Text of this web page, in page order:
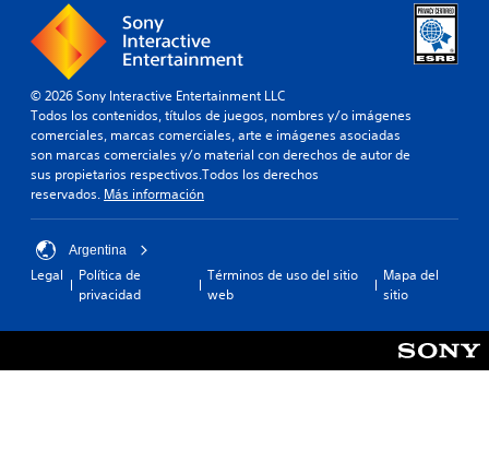
© 2026 Sony Interactive Entertainment LLC
Todos los contenidos, títulos de juegos, nombres y/o imágenes
comerciales, marcas comerciales, arte e imágenes asociadas
son marcas comerciales y/o material con derechos de autor de
sus propietarios respectivos.Todos los derechos
reservados. Más información
Argentina
Legal
Política de
privacidad
Términos de uso del sitio
web
Mapa del
sitio